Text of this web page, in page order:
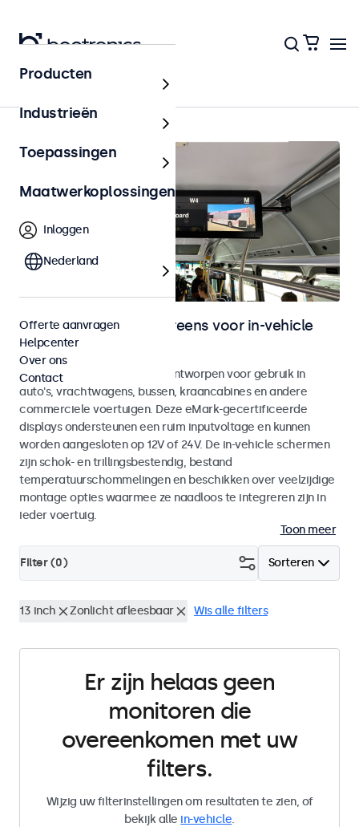
In-vehicle
Monitoren en touchscreens voor in-vehicle
gebruik
Monitoren en touchscreens ontworpen voor gebruik in
auto's, vrachtwagens, bussen, kraancabines en andere
commerciele voertuigen. Deze eMark-gecertificeerde
displays ondersteunen een ruim inputvoltage en kunnen
worden aangesloten op 12V of 24V. De in-vehicle schermen
zijn schok- en trillingsbestendig, bestand
temperatuurschommelingen en beschikken over veelzijdige
montage opties waarmee ze naadloos te integreren zijn in
ieder voertuig.
Toon meer
Sorteren
Filter (0)
13 inch Zonlicht afleesbaar Wis alle filters
Er zijn helaas geen
monitoren die
overeenkomen met uw
filters.
Wijzig uw filterinstellingen om resultaten te zien, of
bekijk alle in-vehicle.
Producten
Industrieën
Toepassingen
Maatwerkoplossingen
Inloggen
Nederland
Offerte aanvragen
Helpcenter
Over ons
Contact